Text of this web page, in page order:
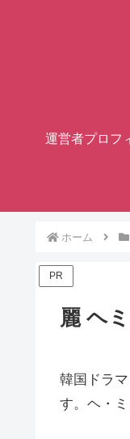
ホーム
PR
麗 ヘ
韓国ドラ
す。ヘ・